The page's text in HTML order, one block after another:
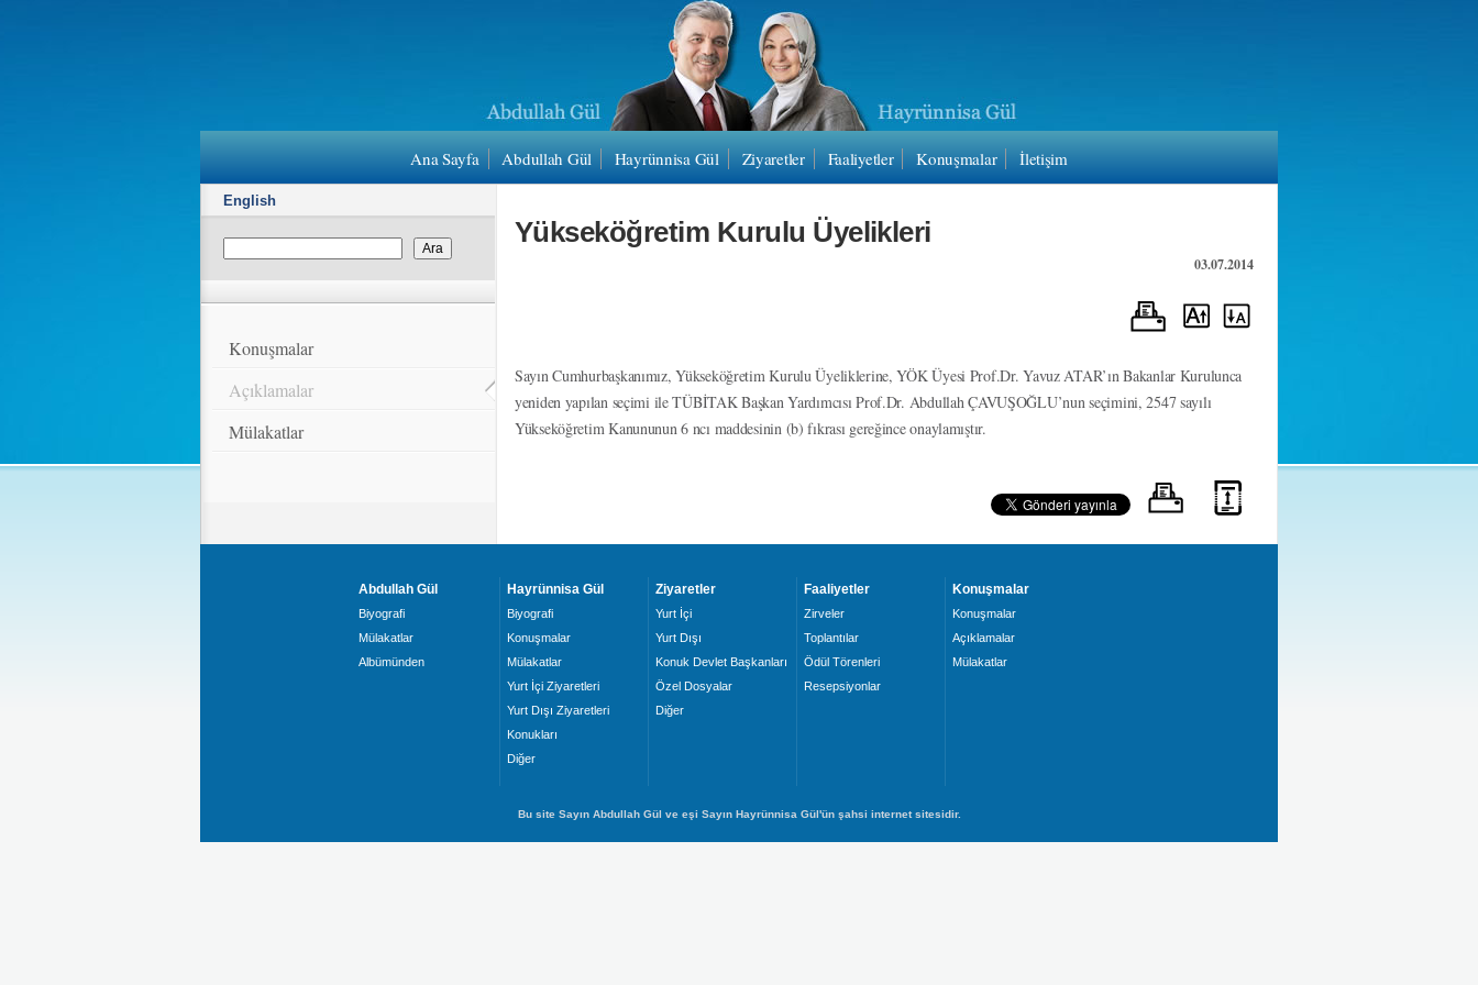
Ana Sayfa Abdullah Gül Hayrünnisa Gül Ziyaretler Faaliyetler Konuşmalar İletişim
English
Konuşmalar
Açıklamalar
Mülakatlar
Yükseköğretim Kurulu Üyelikleri
03.07.2014
Sayın Cumhurbaşkanımız, Yükseköğretim Kurulu Üyeliklerine, YÖK Üyesi Prof.Dr. Yavuz ATAR’ın Bakanlar Kurulunca
yeniden yapılan seçimi ile TÜBİTAK Başkan Yardımcısı Prof.Dr. Abdullah ÇAVUŞOĞLU’nun seçimini, 2547 sayılı
Yükseköğretim Kanununun 6 ncı maddesinin (b) fıkrası gereğince onaylamıştır.
Abdullah Gül
Biyografi
Mülakatlar
Albümünden
Hayrünnisa Gül
Biyografi
Konuşmalar
Mülakatlar
Yurt İçi Ziyaretleri
Yurt Dışı Ziyaretleri
Konukları
Diğer
Ziyaretler
Yurt İçi
Yurt Dışı
Konuk Devlet Başkanları
Özel Dosyalar
Diğer
Faaliyetler
Zirveler
Toplantılar
Ödül Törenleri
Resepsiyonlar
Konuşmalar
Konuşmalar
Açıklamalar
Mülakatlar
Bu site Sayın Abdullah Gül ve eşi Sayın Hayrünnisa Gül'ün şahsi internet sitesidir.